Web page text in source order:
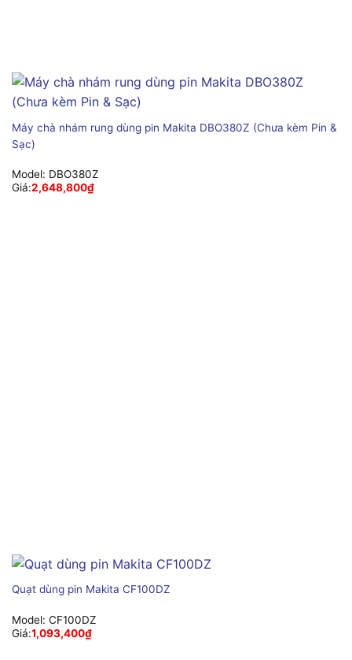
Máy chà nhám rung dùng pin Makita DBO380Z (Chưa kèm Pin &
Sạc)
Model: DBO380Z
Giá:2,648,800₫
Quạt dùng pin Makita CF100DZ
Model: CF100DZ
Giá:1,093,400₫